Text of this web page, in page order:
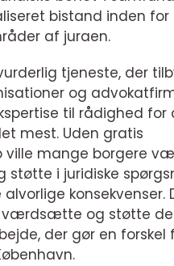
bistand inden for
af juraen.
tjeneste, der
og
til rådighed for
mest. Uden gratis
mange borgere
støtte i juridiske
konsekvenser.
og støtte
der gør en forskel